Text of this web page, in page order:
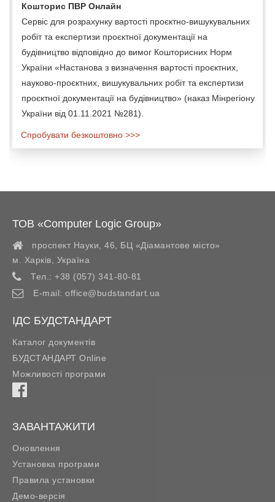
Кошторис ПВР Онлайн
Сервіс для розрахунку вартості проєктно-вишукувальних
робіт та експертизи проєктної документації на
будівництво відповідно до вимог Кошторисних Норм
України «Настанова з визначення вартості проєктних,
науково-проєктних, вишукувальних робіт та експертизи
проєктної документації на будівництво» (наказ Мінрегіону
України від 01.11.2021 №281).
Спробувати безкоштовно >>>
ТОВ «Computer Logic Group»
проспект Науки, 46, БЦ «Діамантове місто»
м. Харків
Україна
Тел.: +38 (057) 341-80-81
E-mail: office@budstandart.ua
ІДС БУДСТАНДАРТ
Каталог документів
БУДСТАНДАРТ Online
Можливості програми
ЗАВАНТАЖИТИ
Оновлення
Установка програми
Правила установки
Демо-версія